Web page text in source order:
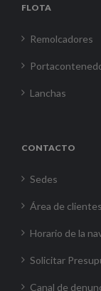
FLOTA
Remolcadores
Lanchas
CONTACTO
Sedes
Área de clientes
Horario de la
Solicitar
Canal de